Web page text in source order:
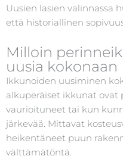
Uusien lasien valinnassa
että historiallinen
Milloin
uusia kokonaan
Ikkunoiden uusiminen
alkuperäiset ikkunat
vaurioituneet tai kun
järkevää. Mittavat
heikentäneet puun
välttämätöntä.